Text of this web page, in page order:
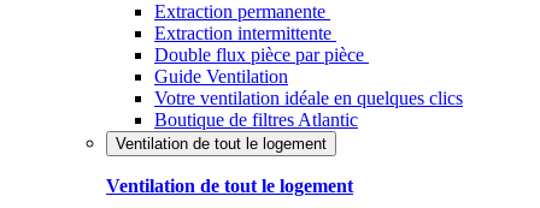
Extraction permanente
Extraction intermittente
Double flux pièce par pièce
Guide Ventilation
Votre ventilation idéale en quelques clics
Boutique de filtres Atlantic
Ventilation de tout le logement
Ventilation de tout le logement